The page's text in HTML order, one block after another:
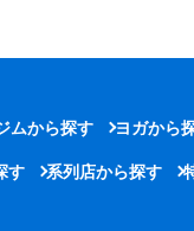
ムから探す ヨガから
す 系列店から探す